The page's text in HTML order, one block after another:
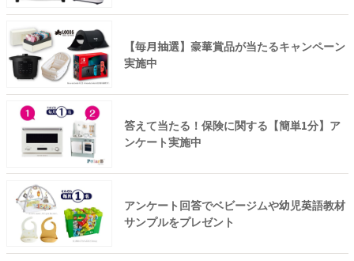
【毎月抽選】豪華賞品が当たるキャンペーン
実施中
答えて当たる！保険に関する【簡単1分】ア
ンケート実施中
アンケート回答でベビージムや幼児英語教材
サンプルをプレゼント